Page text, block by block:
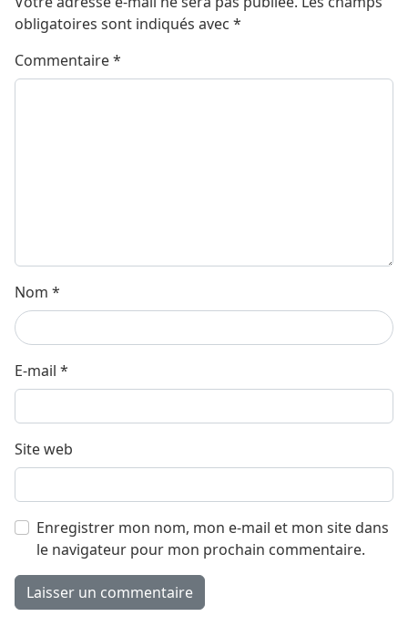
obligatoires sont indiqués avec *
Commentaire*
Nom *
E-mail *
Site web
Enregistrer mon nom, mon e-mail et mon site dans
le navigateur pour mon prochain commentaire.